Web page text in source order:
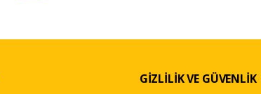
GİZLİLİK VE GÜVENLİK